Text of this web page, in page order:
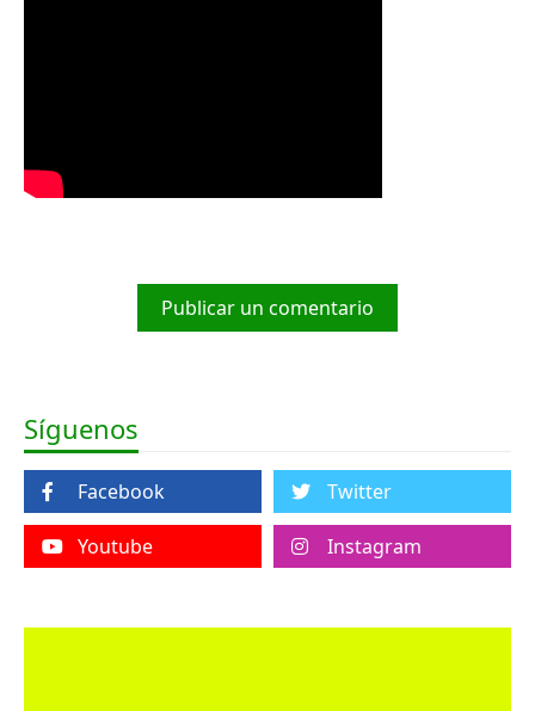
Publicar un comentario
Síguenos
Facebook Twitter
Youtube Instagram